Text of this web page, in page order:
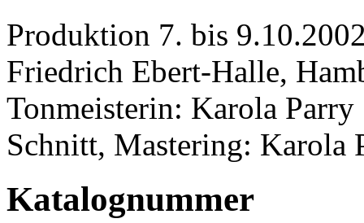
Produktion 7. bis
Friedrich Ebert-Halle,
Tonmeisterin: Karola Parry
Schnitt, Mastering: Karola
Katalognummer